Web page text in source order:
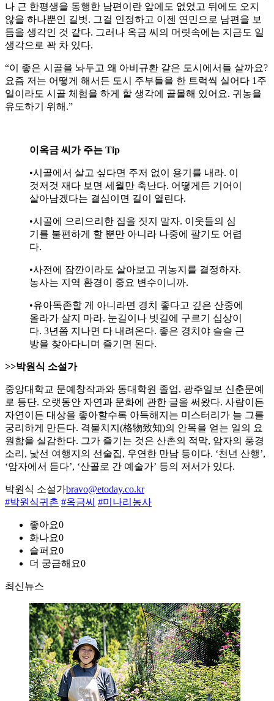
나 근 한평생을 동행한 남편이란 앞에도 없었고 뒤에도 오지
않을 하나뿐인 길벗. 그걸 인정하고 이젠 연민으로 남편을 보
듬을 생각인 것 같다. 그러나 옥금 씨의 머릿속에는 지금도 일
생각으로 꽉 차 있다.
“이 좋은 시골을 놔두고 왜 아비규환 같은 도시에서들 살까요?
요즘 저는 어떻게 해서든 도시 주부들을 한 트럭씩 실어다 1주
일이라도 시골 체험을 하게 할 생각에 골몰해 있어요. 귀농을
유도하기 위해.”
이옥금 씨가 주는 Tip
•시골에서 살고 싶다면 주저 없이 용기를 내라. 이
것저것 재다 보면 세월만 축난다. 어떻게든 기어이
살아남겠다는 결심이면 길이 열린다.
•시골에 으리으리한 집을 짓지 말자. 이웃들의 심
기를 불편하게 할 뿐만 아니라 나중에 팔기도 어렵
다.
•사전에 잠깐이라도 살아보고 귀농지를 결정하자.
농사는 지역 환경이 중요 변수이니까.
•유아독존할 게 아니라면 경치 좋다고 깊은 산중에
올라가 살지 마라. 눈길이나 빗길에 구르기 십상이
다. 3년쯤 지나면 다 내려온다. 좋은 경치야 슬슬 근
방을 찾아다니며 즐기면 된다.
>>박원식 소설가
중앙대학교 문예창작과와 동대학원 졸업. 광주일보 신춘문예
로 등단. 오랫동안 자연과 문화에 관한 글을 써왔다. 사람이든
자연이든 대상을 좋아할수록 아득해지는 미스터리가 늘 그를
궁리하게 만든다. 격물치지(格物致知)의 안목을 얻는 일의 요
원함을 실감한다. 그가 즐기는 것은 산촌의 적막, 암자의 풍경
소리, 낯선 여행지의 선술집, 우연한 만남 등이다. ‘천년 산행’,
‘암자에서 듣다’, ‘산골로 간 예술가’ 등의 저서가 있다.
박원식 소설가bravo@etoday.co.kr
#박원식귀촌 #옥금씨 #미나리농사
좋아요0
화나요0
슬퍼요0
더 궁금해요0
최신뉴스